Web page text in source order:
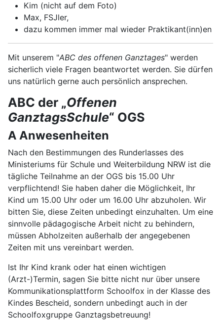
Kim (nicht auf dem Foto)
Max, FSJler,
dazu kommen immer mal wieder Praktikant(inn)en
Mit unserem "ABC des offenen Ganztages" werden
sicherlich viele Fragen beantwortet werden. Sie dürfen
uns natürlich gerne auch persönlich ansprechen.
ABC der „Offenen
GanztagsSchule“ OGS
A Anwesenheiten
Nach den Bestimmungen des Runderlasses des
Ministeriums für Schule und Weiterbildung NRW ist die
tägliche Teilnahme an der OGS bis 15.00 Uhr
verpflichtend! Sie haben daher die Möglichkeit, Ihr
Kind um 15.00 Uhr oder um 16.00 Uhr abzuholen. Wir
bitten Sie, diese Zeiten unbedingt einzuhalten. Um eine
sinnvolle pädagogische Arbeit nicht zu behindern,
müssen Abholzeiten außerhalb der angegebenen
Zeiten mit uns vereinbart werden.
Ist Ihr Kind krank oder hat einen wichtigen
(Arzt-)Termin, sagen Sie bitte nicht nur über unsere
Kommunikationsplattform Schoolfox in der Klasse des
Kindes Bescheid, sondern unbedingt auch in der
Schoolfoxgruppe Ganztagsbetreuung!